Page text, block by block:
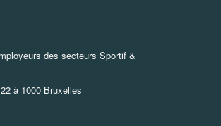
des secteurs Sportif &
à 1000 Bruxelles